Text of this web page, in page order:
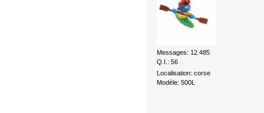
Messages: 12.485
Q.I.: 56
Localisation: corse
Modèle: 500L